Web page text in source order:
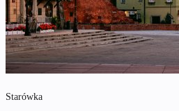
Starówka